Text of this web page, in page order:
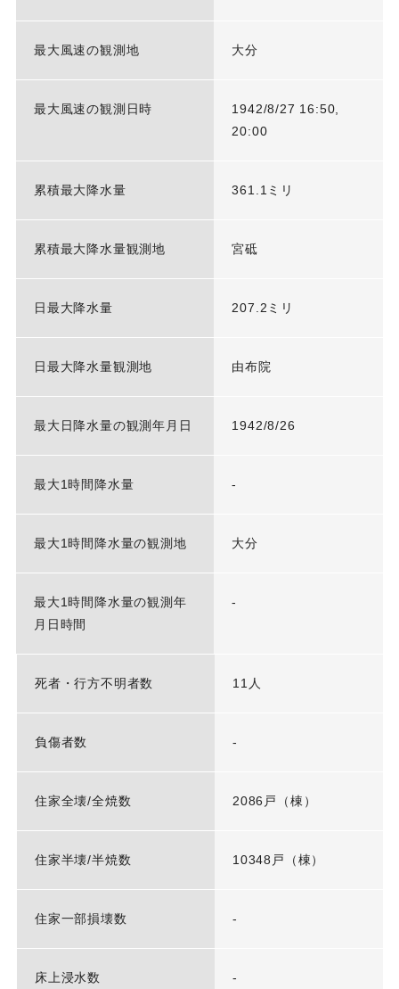
最大風速の観測地 大分
最大風速の観測日時
1942/8/27 16:50,
20:00
累積最大降水量 361.1ミリ
累積最大降水量観測地 宮砥
日最大降水量 207.2ミリ
日最大降水量観測地 由布院
最大日降水量の観測年月日 1942/8/26
最大1時間降水量 -
最大1時間降水量の観測地 大分
最大1時間降水量の観測年
月日時間
-
死者・行方不明者数 11人
負傷者数 -
住家全壊/全焼数 2086戸（棟）
住家半壊/半焼数 10348戸（棟）
住家一部損壊数 -
床上浸水数 -